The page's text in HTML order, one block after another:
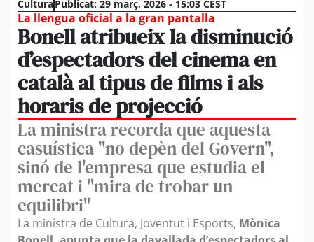
CulturaPublicat: 29 març, 2026 - 15:03 CEST
La llengua oficial a la gran pantalla
Bonell atribueix la disminució
d’espectadors del cinema en
català al tipus de films i als
horaris de projecció
La ministra recorda que aquesta
casuística "no depèn del Govern",
sinó de l'empresa que estudia el
mercat i "mira de trobar un
equilibri"
La ministra de Cultura, Joventut i Esports, Mònica